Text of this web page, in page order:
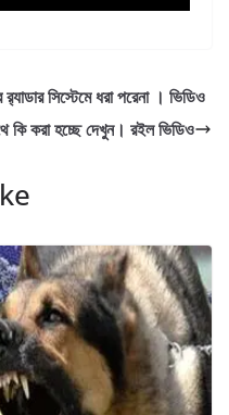
সিস্টেমে ধরা পরেনা । ভিডিও
কি করা হচ্ছে দেখুন। রইল ভিডিও